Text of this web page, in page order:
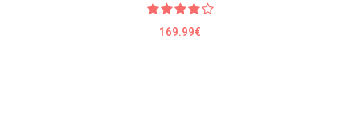
169.99€